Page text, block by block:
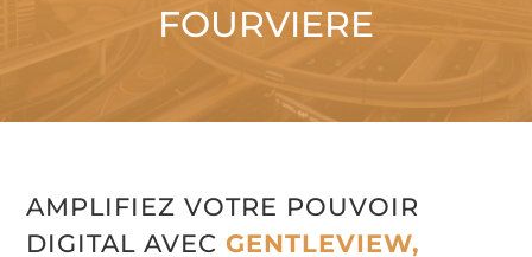
FOURVIERE
AMPLIFIEZ VOTRE POUVOIR
DIGITAL AVECGENTLEVIEW,